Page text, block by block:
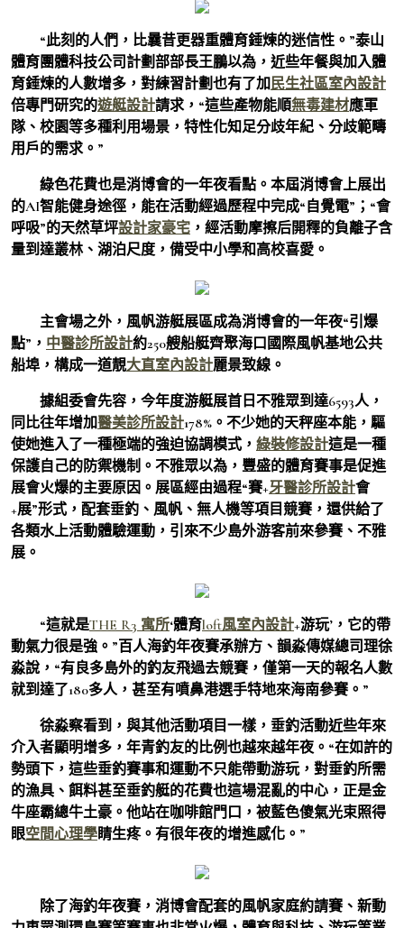
“此刻的人們，比曩昔更器重體育錘煉的迷信性。”泰山
體育團體科技公司計劃部部長王鵬以為，近些年餐與加入體
育錘煉的人數增多，對練習計劃也有了加 民生社區室內設計
倍專門研究的遊艇設計請求，“這些產物能順無毒建材應軍
隊、校園等多種利用場景，特性化知足分歧年紀、分歧範疇
用戶的需求。”
綠色花費也是消博會的一年夜看點。本屆消博會上展出
的AI智能健身途徑，能在活動經過歷程中完成“自覺電”；“會
呼吸”的天然草坪設計家豪宅 ，經活動摩擦后開釋的負離子含
量到達叢林、湖泊尺度，備受中小學和高校喜愛。
主會場之外，風帆游艇展區成為消博會的一年夜“引爆
點”， 中醫診所設計約250艘船艇齊聚海口國際風帆基地公共
船埠，構成一道靚大直室內設計麗景致線。
據組委會先容，今年度游艇展首日不雅眾到達6593人，
同比往年增加醫美診所設計178%。不少她的天秤座本能，驅
使她進入了一種極端的強迫協調模式， 綠裝修設計這是一種
保護自己的防禦機制。不雅眾以為，豐盛的體育賽事是促進
展會火爆的主要原因。展區經由過程“賽+牙醫診所設計會
+展”形式，配套垂釣、風帆、無人機等項目競賽，還供給了
各類水上活動體驗運動，引來不少島外游客前來參賽、不雅
展。
“這就是THE R3 寓所‘體育loft風室內設計+游玩’，它的帶
動氣力很是強。”百人海釣年夜賽承辦方、韻淼傳媒總司理徐
淼說，“有良多島外的釣友飛過去競賽，僅第一天的報名人數
就到達了180多人，甚至有噴鼻港選手特地來海南參賽。”
徐淼察看到，與其他活動項目一樣，垂釣活動近些年來
介入者顯明增多，年青釣友的比例也越來越年夜。“在如許的
勢頭下，這些垂釣賽事和運動不只能帶動游玩，對垂釣所需
的漁具、餌料甚至垂釣艇的花費也這場混亂的中心，正是金
牛座霸總牛土豪。他站在咖啡館門口，被藍色傻氣光束照得
眼空間心理學睛生疼。有很年夜的增進感化。”
除了海釣年夜賽，消博會配套的風帆家庭約請賽、新動